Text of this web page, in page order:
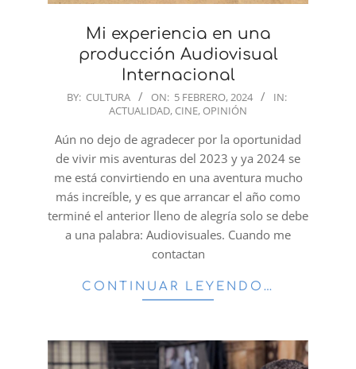
Mi experiencia en una
producción Audiovisual
Internacional
2024-
05
BY: CULTURA ON: 5 FEBRERO, 2024
IN:
ACTUALIDAD, CINE, OPINIÓN
Aún no dejo de agradecer por la oportunidad
de vivir mis aventuras del 2023 y ya 2024 se
me está convirtiendo en una aventura mucho
más increíble, y es que arrancar el año como
terminé el anterior lleno de alegría solo se debe
a una palabra: Audiovisuales. Cuando me
contactan
CONTINUAR LEYENDO…